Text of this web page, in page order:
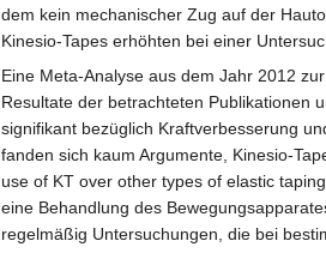
dem kein mechanischer Zug auf der
Kinesio-Tapes erhöhten bei einer
Eine Meta-Analyse aus dem Jahr 2012
Resultate der betrachteten Publikationen
signifikant bezüglich Kraftverbesserung
fanden sich kaum Argumente, Kinesio-
use of KT over other types of elastic
eine Behandlung des
regelmäßig Untersuchungen, die bei